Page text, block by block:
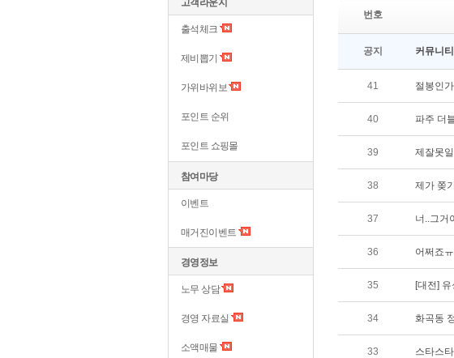
고객라운지
출석체크
제비뽑기
가위바위보
포인트 순위
포인트 쇼핑몰
참여마당
이벤트
매거진이벤트
경영정보
노무 상담
경영 자료실
소액매물
번호
공지 커뮤니
41 절봉인
40 파주 더
39 제잘못
38 제가 쫒
37 너..그거
36 어쩌죠
35 [대전]
34 화곡동
33 스타스